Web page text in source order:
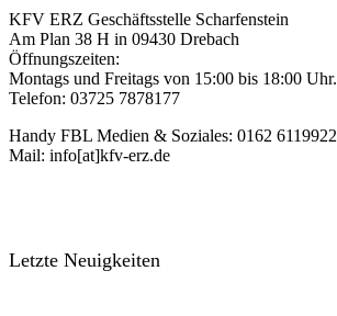
KFV ERZ Geschäftsstelle Scharfenstein
Am Plan 38 H in 09430 Drebach
Öffnungszeiten:
Montags und Freitags von 15:00 bis 18:00 Uhr.
Telefon: 03725 7878177
Handy FBL Medien & Soziales: 0162 6119922
Mail: info[at]kfv-erz.de
Letzte Neuigkeiten